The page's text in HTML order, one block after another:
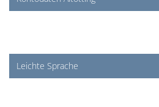
Leichte Sprache